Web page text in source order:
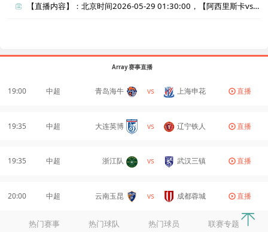
【直播内容】：北京时间2026-05-29 01:30:00，【阿西里斯卡vs维萨隆德】直播准时在线播放，喜欢看比赛的朋友可以提前收藏本页面以免错过直播。盈点直播网_足球直播还为您在本页面索引了相关直播、阿西里斯卡直播、维萨隆德直播的近期比赛列表以及两队历史交锋、两队赛程。
Array 赛事直播
19:00 中超 青岛海牛 vs 上海申花 直播
19:35 中超 大连英博 vs 辽宁铁人 直播
19:35 中超 浙江队 vs 武汉三镇 直播
20:00 中超 云南玉昆 vs 成都蓉城 直播
热门赛事 热门球队 热门球员 联赛专题